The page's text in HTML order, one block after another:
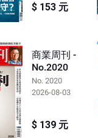
$ 153 元
商業周刊 -
No.2020
No. 2020
2026-08-03
$ 139 元